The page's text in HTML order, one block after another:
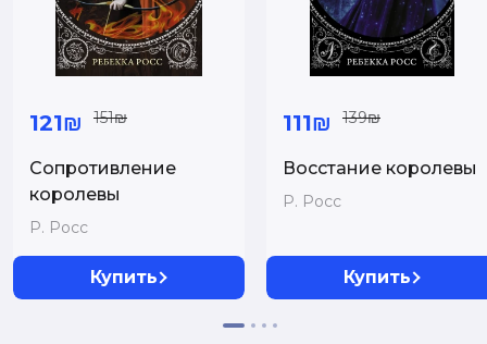
121₪ 151₪
Сопротивление
королевы
Р. Росс
Купить
111₪ 139₪
Восстание королевы
Р. Росс
Купить